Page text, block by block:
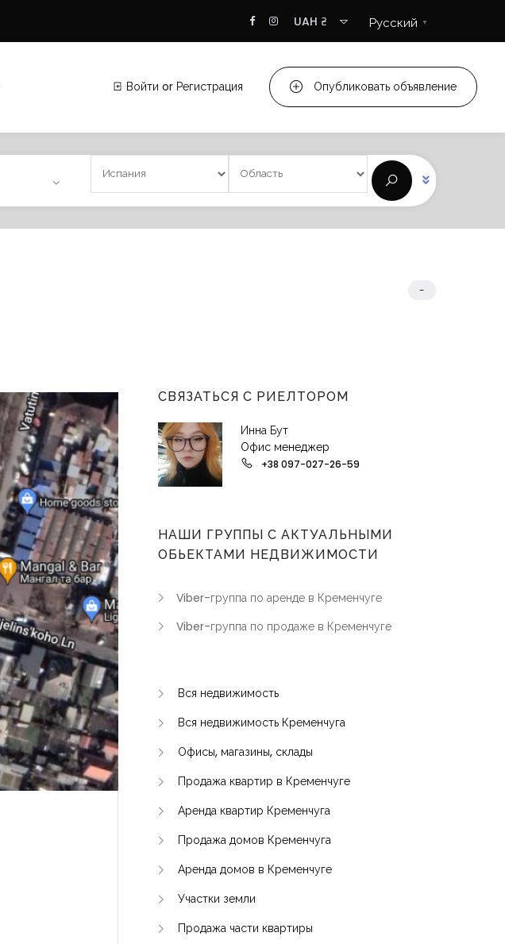
UAH ₴ Русский ▼
Войти or Регистрация Опубликовать объявление
-
СВЯЗАТЬСЯ С РИЕЛТОРОМ
Инна Бут
Офис менеджер
+38 097-027-26-59
НАШИ ГРУППЫ С АКТУАЛЬНЫМИ
ОБЬЕКТАМИ НЕДВИЖИМОСТИ
Viber-группа по аренде в Кременчуге
Viber-группа по продаже в Кременчуге
Вся недвижимость
Вся недвижимость Кременчуга
Офисы, магазины, склады
Продажа квартир в Кременчуге
Аренда квартир Кременчуга
Продажа домов Кременчуга
Аренда домов в Кременчуге
Участки земли
Продажа части квартиры